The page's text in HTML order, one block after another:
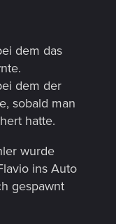
dem das
dem der
sobald man
hatte.
wurde
ins Auto
gespawnt